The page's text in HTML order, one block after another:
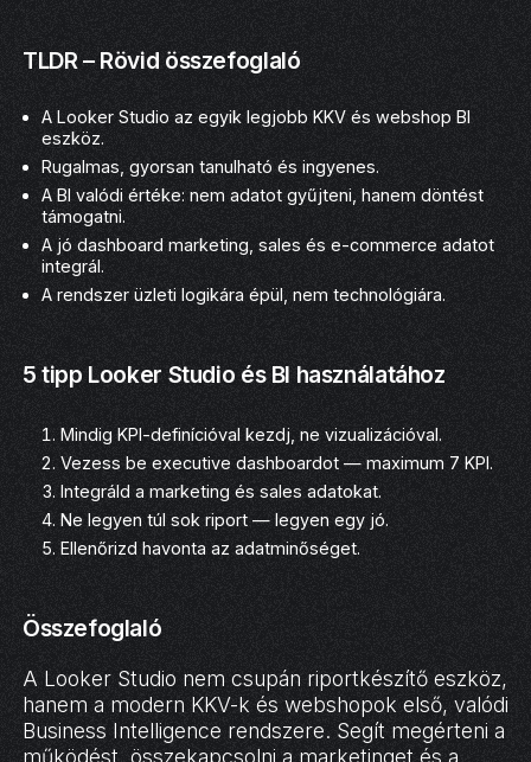
TLDR – Rövid összefoglaló
A Looker Studio az egyik legjobb KKV és webshop BI
eszköz.
Rugalmas, gyorsan tanulható és ingyenes.
A BI valódi értéke: nem adatot gyűjteni, hanem döntést
támogatni.
A jó dashboard marketing, sales és e-commerce adatot
integrál.
A rendszer üzleti logikára épül, nem technológiára.
5 tipp Looker Studio és BI használatához
Mindig KPI-definícióval kezdj, ne vizualizációval.
Vezess be executive dashboardot — maximum 7 KPI.
Integráld a marketing és sales adatokat.
Ne legyen túl sok riport — legyen egy jó.
Ellenőrizd havonta az adatminőséget.
Összefoglaló
A Looker Studio nem csupán riportkészítő eszköz,
hanem a modern KKV-k és webshopok első, valódi
Business Intelligence rendszere. Segít megérteni a